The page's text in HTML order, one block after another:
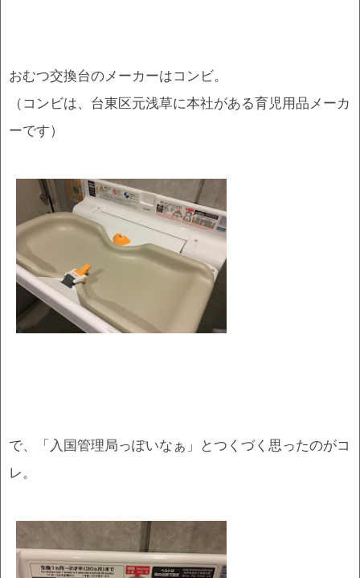
おむつ交換台のメーカーはコンビ。
（コンビは、台東区元浅草に本社がある育児用品メーカ
ーです）
で、「入国管理局っぽいなぁ」とつくづく思ったのがコ
レ。